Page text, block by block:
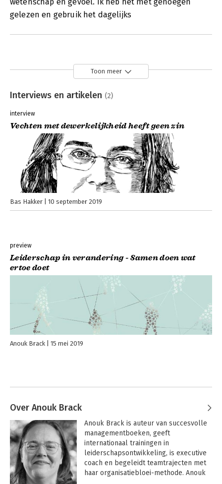
gelezen en gebruik het dagelijks
Toon meer
Interviews en artikelen (2)
interview
Vechten met dewerkelijkheid heeft geen zin
Bas Hakker 10 september 2019
preview
Leiderschap in verandering - Samen doen wat
ertoe doet
Anouk Brack 15 mei 2019
Over Anouk Brack
Anouk Brack is auteur van succesvolle
managementboeken, geeft
internationaal trainingen in
leiderschapsontwikkeling, is executive
coach en begeleidt teamtrajecten met
haar organisatiebloei-methode. Anouk